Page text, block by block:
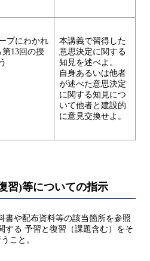
プにわかれ
13回の授
本講義で習得した
意思決定に関する
知見を述べよ。
自身あるいは他者
が述べた意思決定
に関する知見につ
いて他者と建設的
に意見交換せよ。
習)等についての指示
書や配布資料等の該当箇所を参照
する 予習と復習（課題含む）をそ
こと。